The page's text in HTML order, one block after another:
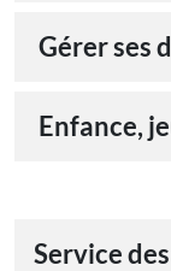
Gérer ses
Enfance,
Service